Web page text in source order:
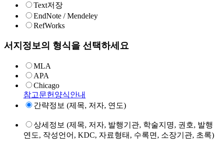
Text저장
EndNote / Mendeley
RefWorks
서지정보의 형식을 선택하세요
MLA
APA
Chicago
참고문헌양식안내
간략정보 (제목, 저자, 연도)
상세정보 (제목, 저자, 발행기관, 학술지명, 권호, 발행
연도, 작성언어, KDC, 자료형태, 수록면, 소장기관, 초록)